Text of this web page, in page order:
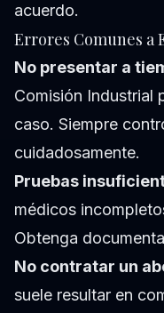
acuerdo.
Errores Comunes a
No presentar a
Comisión Industrial
caso. Siempre
cuidadosamente.
Pruebas
médicos
Obtenga
No contratar un
suele resultar en